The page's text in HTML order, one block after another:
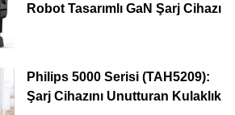
Robot Tasarımlı GaN Şarj Cihazı
Philips 5000 Serisi (TAH5209):
Şarj Cihazını Unutturan Kulaklık